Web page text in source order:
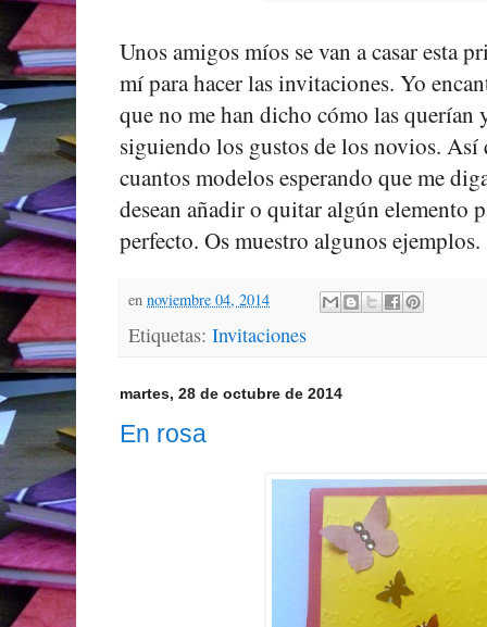
Unos amigos míos se van a casar esta
mí para hacer las invitaciones. Yo
que no me han dicho cómo las querían
siguiendo los gustos de los novios. Así
cuantos modelos esperando que me
desean añadir o quitar algún elemento
perfecto. Os muestro algunos ejemplos.
en noviembre 04, 2014
Etiquetas: Invitaciones
martes, 28 de octubre de 2014
En rosa